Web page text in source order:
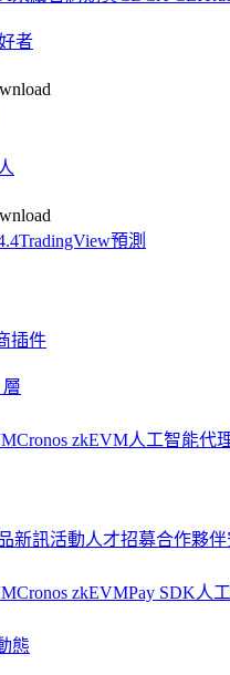
者
TradingView預測
插件
Cronos zkEVM人工智能代
新訊活動人才招募合作夥伴
Cronos zkEVMPay SDK人
態